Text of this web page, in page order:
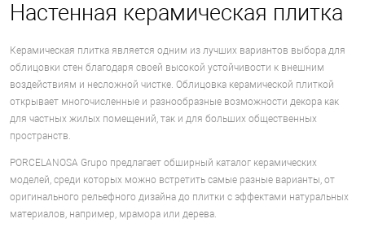
Hастенная керамическая плитка
Керамическая плитка является одним из лучших вариантов выбора для
облицовки стен благодаря своей высокой устойчивости к внешним
воздействиям и несложной чистке. Облицовка керамической плиткой
открывает многочисленные и разнообразные возможности декора как
для частных жилых помещений, так и для больших общественных
пространств.
PORCELANOSA Grupo предлагает обширный каталог керамических
моделей, среди которых можно встретить самые разные варианты, от
оригинального рельефного дизайна до плитки с эффектами натуральных
материалов, например, мрамора или дерева.